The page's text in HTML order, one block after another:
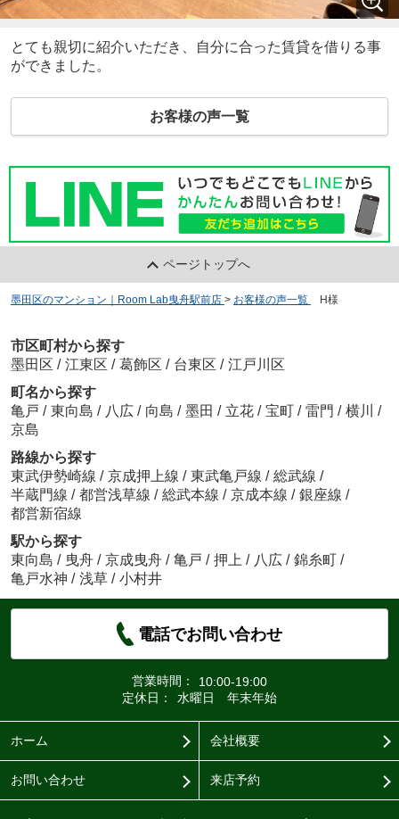
とても親切に紹介いただき、自分に合った賃貸を借りる事
ができました。
お客様の声一覧
ページトップへ
墨田区のマンション｜Room Lab曳舟駅前店 > お客様の声一覧 H様
市区町村から探す
墨田区 / 江東区 / 葛飾区 / 台東区 / 江戸川区
町名から探す
亀戸 / 東向島 / 八広 / 向島 / 墨田 / 立花 / 宝町 / 雷門 / 横川 /
京島
路線から探す
東武伊勢崎線 / 京成押上線 / 東武亀戸線 / 総武線 /
半蔵門線 / 都営浅草線 / 総武本線 / 京成本線 / 銀座線 /
都営新宿線
駅から探す
東向島 / 曳舟 / 京成曳舟 / 亀戸 / 押上 / 八広 / 錦糸町 /
亀戸水神 / 浅草 / 小村井
電話でお問い合わせ
営業時間：
10:00-19:00
定休日：
水曜日 年末年始
ホーム 会社概要
お問い合わせ 来店予約